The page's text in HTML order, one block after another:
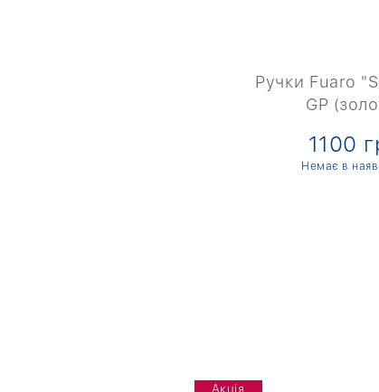
Ручки Fuaro
GP
1100
Немає в
Акція